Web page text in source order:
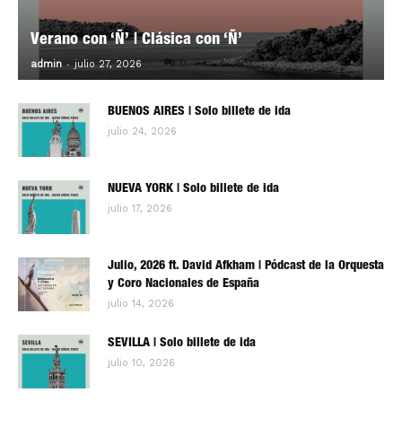
Verano con ‘Ñ’ | Clásica con ‘Ñ’
admin - julio 27, 2026 0
BUENOS AIRES | Solo billete de ida
julio 24, 2026
NUEVA YORK | Solo billete de ida
julio 17, 2026
Julio, 2026 ft. David Afkham | Pódcast de la Orquesta
y Coro Nacionales de España
julio 14, 2026
SEVILLA | Solo billete de ida
julio 10, 2026